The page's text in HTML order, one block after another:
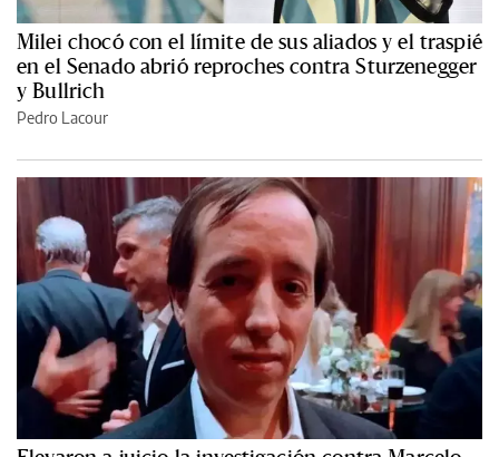
Milei chocó con el límite de sus aliados y el traspié
en el Senado abrió reproches contra Sturzenegger
y Bullrich
Pedro Lacour